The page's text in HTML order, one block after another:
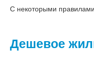
С некоторыми
Дешевое